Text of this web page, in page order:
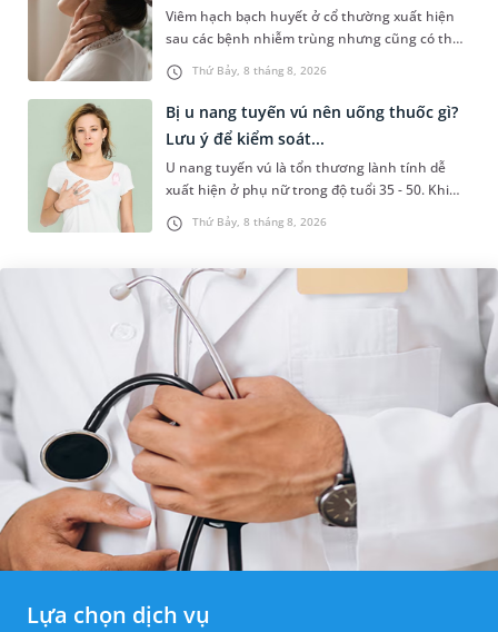
Thứ Bảy, 8 tháng 8, 2026
Viêm hạch bạch huyết ở cổ thường xuất hiện
sau các bệnh nhiễm trùng nhưng cũng có thể
liên quan đến lao hạch hoặc ung thư. Để tìm
hiểu nguyên nhân gây viêm,...
Thứ Bảy, 8 tháng 8, 2026
Bị u nang tuyến vú nên uống thuốc gì?
Lưu ý để kiểm soát...
U nang tuyến vú là tổn thương lành tính dễ
xuất hiện ở phụ nữ trong độ tuổi 35 - 50. Khi
được chẩn đoán mắc bệnh, nhiều người
thường băn khoăn u nang tuyến v...
Lựa chọn dịch vụ